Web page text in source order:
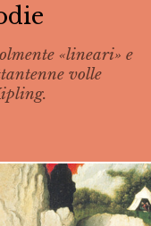
«lineari» e
volle